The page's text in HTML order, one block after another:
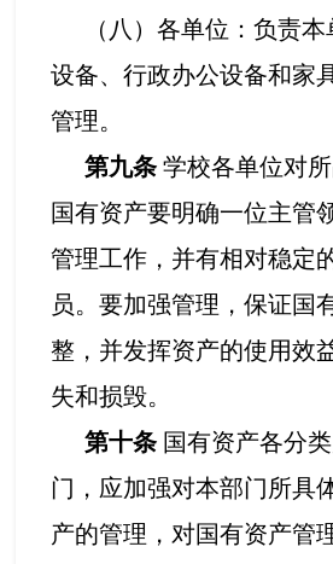
（八）各单位：负责
设备、行政办公设备和家
管理。
第九条学校各单位对
国有资产要明确一位主管
管理工作，并有相对稳定
员。要加强管理，保证国
整，并发挥资产的使用效
失和损毁。
第十条 国有资产各分
门，应加强对本部门所具
产的管理，对国有资产管